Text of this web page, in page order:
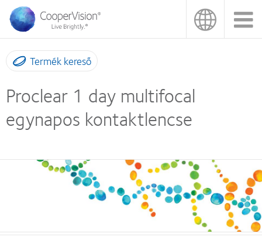
Ugrás
tartalomra
Termék kereső
Proclear 1 day multifocal
egynapos kontaktlencse